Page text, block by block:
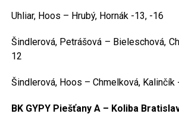
Uhliar, Hoos – Hrubý, Hornák -13, -16
Šindlerová, Petrášová – Bieleschová,
12
Šindlerová, Hoos – Chmelková, Kalinčík
BK GYPY Piešťany A – Koliba